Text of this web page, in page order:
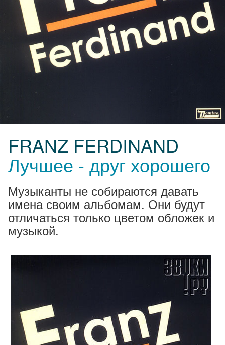
FRANZ FERDINAND
Лучшее - друг хорошего
Музыканты не собираются давать
имена своим альбомам. Они будут
отличаться только цветом обложек и
музыкой.